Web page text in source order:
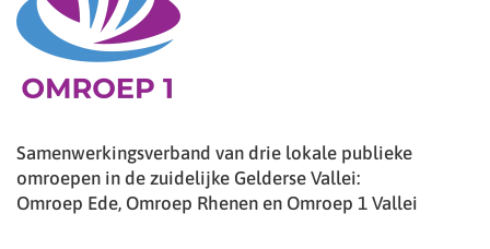
Samenwerkingsverband van drie lokale publieke
omroepen in de zuidelijke Gelderse Vallei:
Omroep Ede, Omroep Rhenen en Omroep 1 Vallei